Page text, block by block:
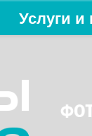
Услуги и